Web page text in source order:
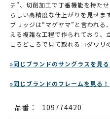
チ”、切削加工で丁番機能を持た
らしい高精度な仕上がりを見せます
ブリッジは“マゲヤマ”と言われる
える複雑な工程で作られており、
ころどころで見て取れるコダワリ
»同じブランドのサングラスを見る
»同じブランドのフレームを見る！
品番： 109774420